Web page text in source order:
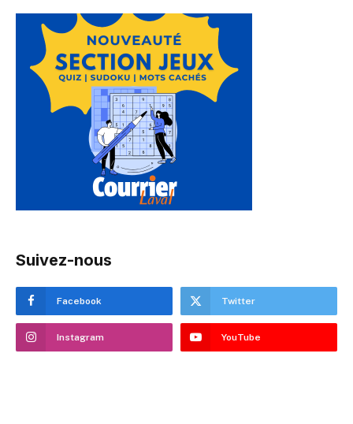
Suivez-nous
Facebook Twitter
Instagram YouTube